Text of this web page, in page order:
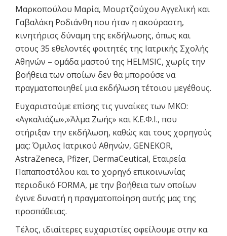
Μαρκοπούλου Μαρία, Μουρτζούχου Αγγελική και
Γαβαλάκη Ροδιάνθη που ήταν η ακούραστη,
κινητήριος δύναμη της εκδήλωσης, όπως και
στους 35 εθελοντές φοιτητές της Ιατρικής Σχολής
Αθηνών – ομάδα μαστού της HELMSIC, χωρίς την
βοήθεια των οποίων δεν θα μπορούσε να
πραγματοποιηθεί μια εκδήλωση τέτοιου μεγέθους.
Ευχαριστούμε επίσης τις γυναίκες των ΜΚΟ:
«Αγκαλιάζω»,»Άλμα Ζωής» και Κ.Ε.Φ.Ι., που
στήριξαν την εκδήλωση, καθώς και τους χορηγούς
μας: Όμιλος Ιατρικού Αθηνών, GENEKOR,
AstraZeneca, Pfizer, DermaCeutical, Εταιρεία
Παπαποστόλου και το χορηγό επικοινωνίας
περιοδικό FORMA, με την βοήθεια των οποίων
έγινε δυνατή η πραγματοποίηση αυτής μας της
προσπάθειας.
Τέλος, ιδιαίτερες ευχαριστίες οφείλουμε στην κα.